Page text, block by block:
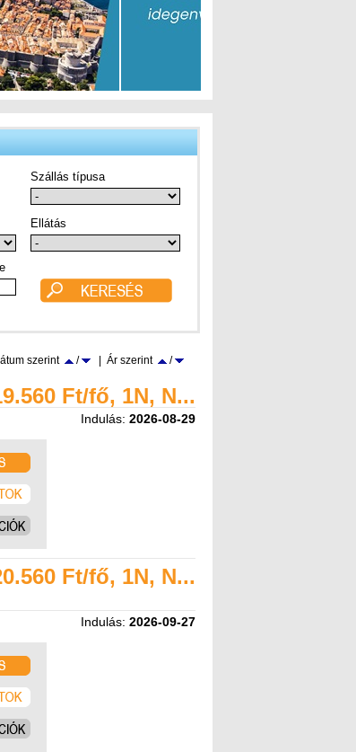
Szállás típusa
Ellátás
szerint / | Ár szerint /
Ft/fő, 1N, N...
Indulás: 2026-08-29
Ft/fő, 1N, N...
Indulás: 2026-09-27